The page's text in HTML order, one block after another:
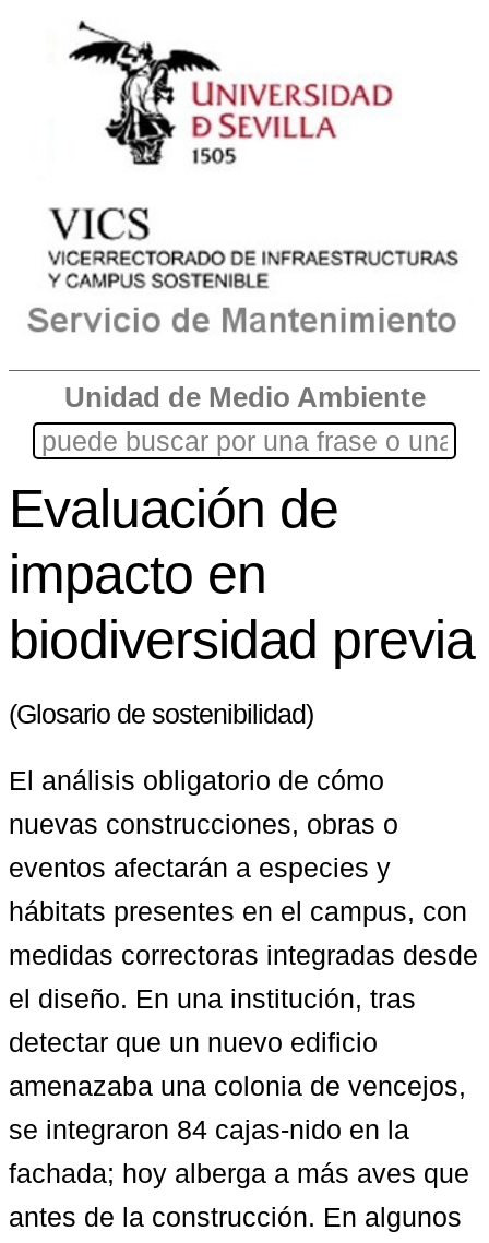
Unidad de Medio Ambiente
Evaluación de
impacto en
biodiversidad previa
(Glosario de sostenibilidad)
El análisis obligatorio de cómo
nuevas construcciones, obras o
eventos afectarán a especies y
hábitats presentes en el campus, con
medidas correctoras integradas desde
el diseño. En una institución, tras
detectar que un nuevo edificio
amenazaba una colonia de vencejos,
se integraron 84 cajas-nido en la
fachada; hoy alberga a más aves que
antes de la construcción. En algunos